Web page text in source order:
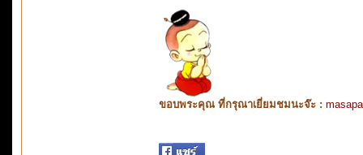
ขอบพระคุณ ที่กรุณาเยี่ยมชมนะจ๊ะ :